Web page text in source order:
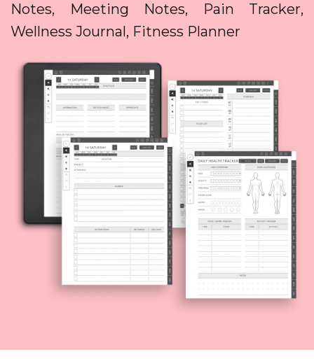
Notes, Meeting Notes, Pain Tracker,
Wellness Journal, Fitness Planner